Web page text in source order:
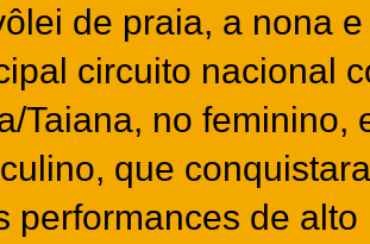
de praia, a nona
circuito nacional
Taiana, no feminino,
que
performances de